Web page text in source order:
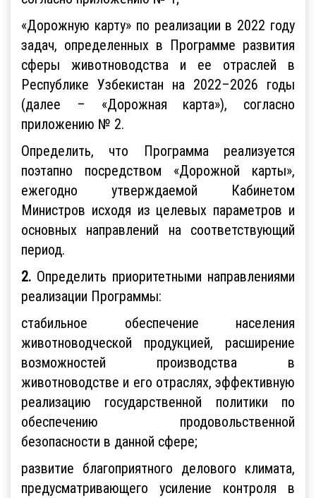
«Дорожную карту» по реализации в 2022 году
задач, определенных в Программе развития
сферы животноводства и ее отраслей в
Республике Узбекистан на 2022–2026 годы
(далее – «Дорожная карта»), согласно
приложению № 2.
Определить, что Программа реализуется
поэтапно посредством «Дорожной карты»,
ежегодно утверждаемой Кабинетом
Министров исходя из целевых параметров и
основных направлений на соответствующий
период.
2. Определить приоритетными направлениями
реализации Программы:
стабильное обеспечение населения
животноводческой продукцией, расширение
возможностей производства в
животноводстве и его отраслях, эффективную
реализацию государственной политики по
обеспечению продовольственной
безопасности в данной сфере;
развитие благоприятного делового климата,
предусматривающего усиление контроля в